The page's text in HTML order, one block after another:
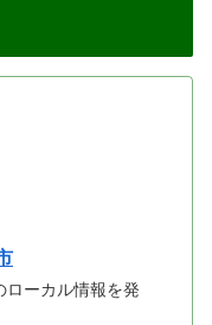
ローカル情報を発